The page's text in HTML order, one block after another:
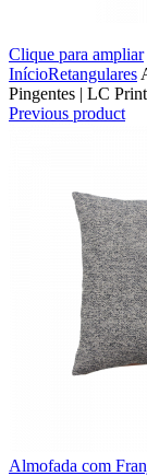
Clique para ampliar
InícioRetangulares
Pingentes | LC
Previous product
Almofada com